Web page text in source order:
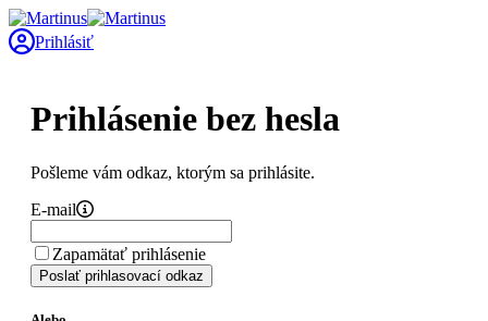
Prihlásiť
Prihlásenie bez hesla
Pošleme vám odkaz, ktorým sa prihlásite.
E-mail
Zapamätať prihlásenie
Poslať prihlasovací odkaz